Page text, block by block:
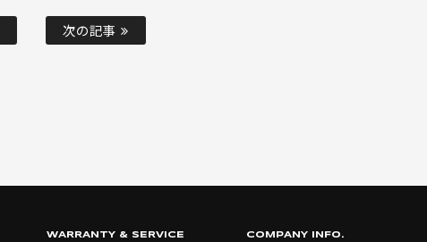
次の記事
WARRANTY & SERVICE COMPANY INFO.